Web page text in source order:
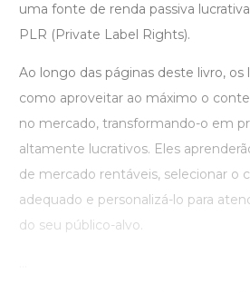
uma fonte de renda passiva
PLR (Private Label Rights).
Ao longo das páginas deste livro, os
como aproveitar ao máximo o
no mercado, transformando-o em
altamente lucrativos. Eles
de mercado rentáveis, selecionar o
adequado e personalizá-lo para
do seu público-alvo.